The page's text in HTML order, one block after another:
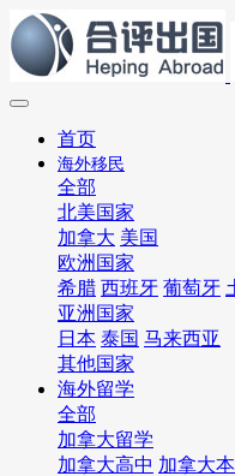
首页
海外移民
全部
北美国家
加拿大 美国
欧洲国家
希腊 西班牙 葡萄牙
亚洲国家
日本 泰国 马来西亚
其他国家
海外留学
全部
加拿大留学
加拿大高中 加拿大